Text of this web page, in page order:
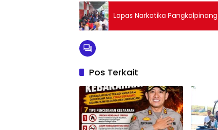
Lapas Narkotika
Pos Terkait